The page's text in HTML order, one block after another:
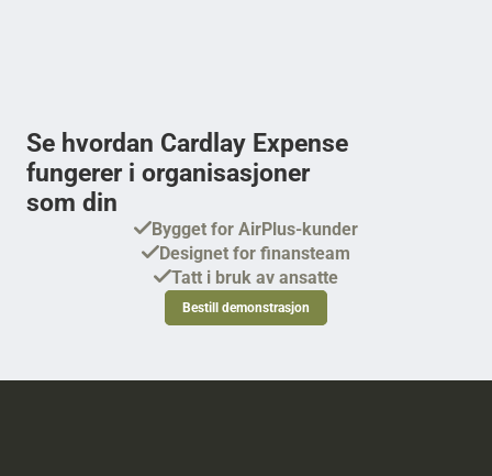
Se hvordan Cardlay Expense
fungerer i organisasjoner
som din
Bygget for AirPlus-kunder
Designet for finansteam
Tatt i bruk av ansatte
Bestill demonstrasjon